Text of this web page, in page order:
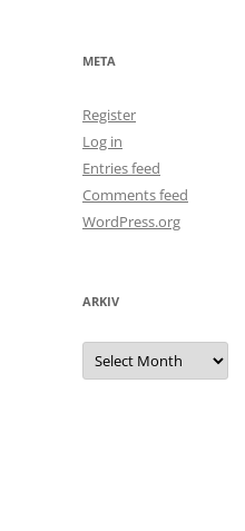
META
Register
Log in
Entries feed
Comments feed
WordPress.org
ARKIV
Arkiv